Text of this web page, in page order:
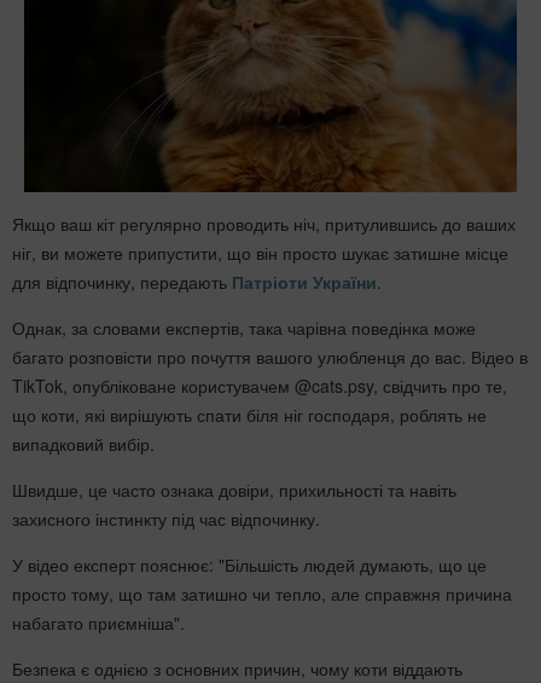
Якщо ваш кіт регулярно проводить ніч, притулившись до ваших
ніг, ви можете припустити, що він просто шукає затишне місце
для відпочинку, передають Патріоти України
Однак, за словами експертів, така чарівна поведінка може
багато розповісти про почуття вашого улюбленця до вас. Відео в
TikTok, опубліковане користувачем @cats.psy, свідчить про те,
що коти, які вирішують спати біля ніг господаря, роблять не
випадковий вибір.
Швидше, це часто ознака довіри, прихильності та навіть
захисного інстинкту під час відпочинку.
У відео експерт пояснює: "Більшість людей думають, що це
просто тому, що там затишно чи тепло, але справжня причина
набагато приємніша".
Безпека є однією з основних причин, чому коти віддають